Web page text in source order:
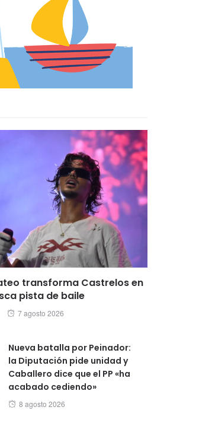
transforma Castrelos en
pista de baile
Posted
7 agosto 2026
Nueva batalla por Peinador:
la Diputación pide unidad y
Caballero dice que el PP «ha
acabado cediendo»
Posted
8 agosto 2026